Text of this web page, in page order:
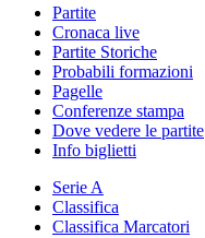
Partite
Cronaca live
Partite Storiche
Probabili formazioni
Pagelle
Conferenze stampa
Dove vedere le partite
Info biglietti
Serie A
Classifica
Classifica Marcatori